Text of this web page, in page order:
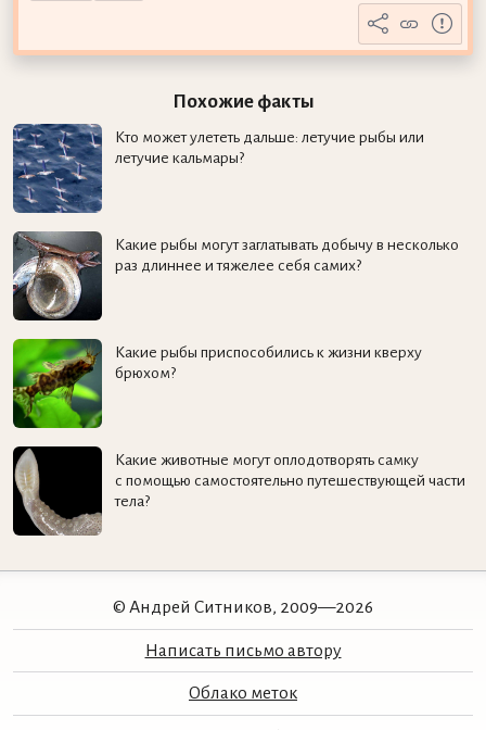
Похожие факты
Кто может улететь дальше: летучие рыбы или
летучие кальмары?
Какие рыбы могут заглатывать добычу в несколько
раз длиннее и тяжелее себя самих?
Какие рыбы приспособились к жизни кверху
брюхом?
Какие животные могут оплодотворять самку
с помощью самостоятельно путешествующей части
тела?
© Андрей Ситников, 2009—2026
Написать письмо автору
Облако меток